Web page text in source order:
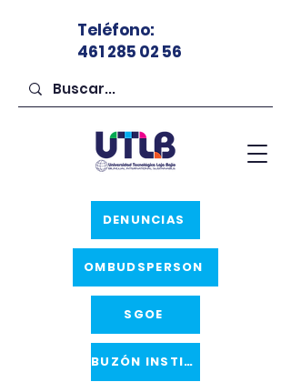
Teléfono:
461 285 02 56
OMBUDSPERSON
SGOE
BUZÓN INSTITUCIONAL
DENUNCIAS